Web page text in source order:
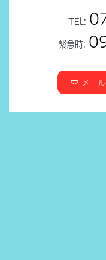
TEL:
緊急時:
メー